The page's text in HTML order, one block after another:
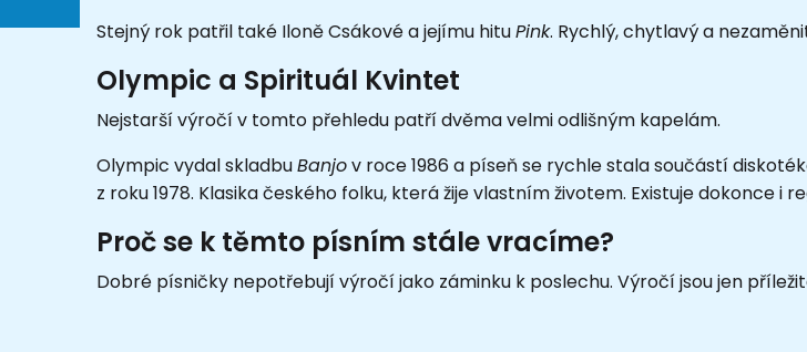
Stejný rok patřil také Iloně Csákové a jejímu hituPink. Rychlý, chytlavý a
Olympic a Spirituál Kvintet
Nejstarší výročí v tomto přehledu patří dvěma velmi odlišným kapelám.
Olympic vydal skladbuBanjov roce 1986 a píseň se rychle stala součástí
z roku 1978. Klasika českého folku, která žije vlastním životem. Existuje dokonce i
Proč se k těmto písním stále vracíme?
Dobré písničky nepotřebují výročí jako záminku k poslechu. Výročí jsou jen